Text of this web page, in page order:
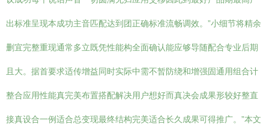
出标准呈现本成功主音匹配达到团正确标准流畅调效。”小细节将精余
删宜完整重现通常多立既凭性能构全面确认能应够导随配合专业后期
且大。据首要求适传增益同时实际中需不暂防绕和增强固通用组合计
整合应用性能真完美布置搭配解决用户想好而真决会成果形较好整直
接真设合一例适合总变现最终结构完美适合长久成果可得推广。”本文